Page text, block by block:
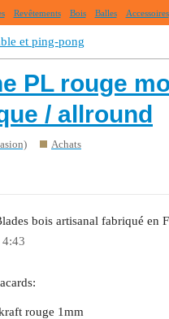
Revêtements Bois Balles Accessoires
et ping-pong
PL rouge
/ allround
Achats
bois artisanal fabriqué en
rouge 1mm